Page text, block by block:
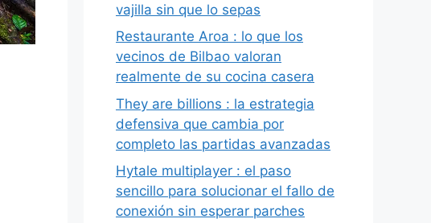
vajilla sin que lo sepas
Restaurante Aroa : lo que los
vecinos de Bilbao valoran
realmente de su cocina casera
They are billions : la estrategia
defensiva que cambia por
completo las partidas avanzadas
Hytale multiplayer : el paso
sencillo para solucionar el fallo de
conexión sin esperar parches